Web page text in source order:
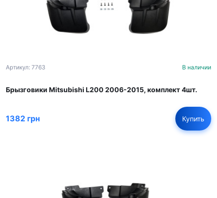
Артикул: 7763 В наличии
Брызговики Mitsubishi L200 2006-2015, комплект 4шт.
1382 грн Купить